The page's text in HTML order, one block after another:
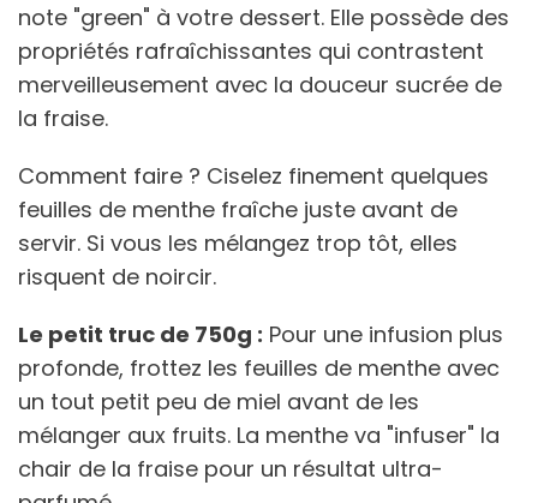
note "green" à votre dessert. Elle possède des
propriétés rafraîchissantes qui contrastent
merveilleusement avec la douceur sucrée de
la fraise.
Comment faire ? Ciselez finement quelques
feuilles de menthe fraîche juste avant de
servir. Si vous les mélangez trop tôt, elles
risquent de noircir.
Le petit truc de 750g : Pour une infusion plus
profonde, frottez les feuilles de menthe avec
un tout petit peu de miel avant de les
mélanger aux fruits. La menthe va "infuser" la
chair de la fraise pour un résultat ultra-